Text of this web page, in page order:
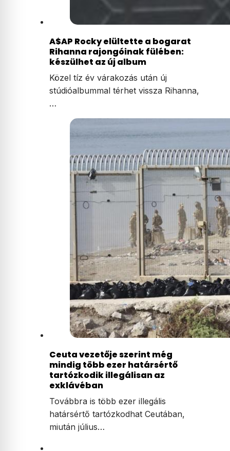
A$AP Rocky elültette a bogarat
Rihanna rajongóinak fülében:
készülhet az új album
Közel tíz év várakozás után új
stúdióalbummal térhet vissza Rihanna,
…
Ceuta vezetője szerint még
mindig több ezer határsértő
tartózkodik illegálisan az
exklávéban
Továbbra is több ezer illegális
határsértő tartózkodhat Ceutában,
miután július…